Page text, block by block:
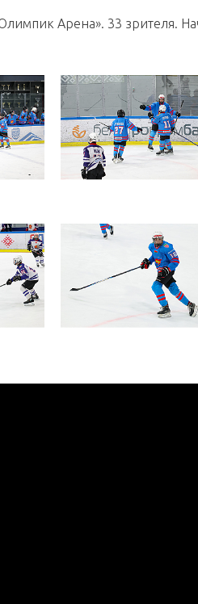
Арена». 33 зрителя.